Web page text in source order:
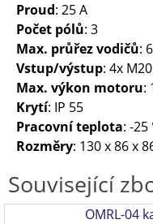
Proud: 25 A
Počet pólů: 3
Max. průřez vodičů:
Vstup/výstup: 4x M20
Max. výkon motoru:
Krytí: IP 55
Pracovní teplota: -25
Rozměry: 130 x 86 x
Související
OMRL-04